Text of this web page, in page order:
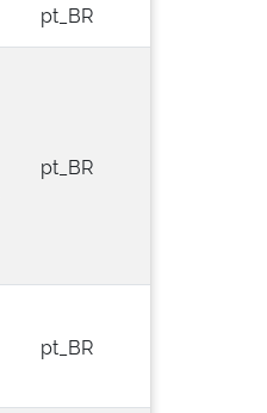
pt_BR
pt_BR
pt_BR